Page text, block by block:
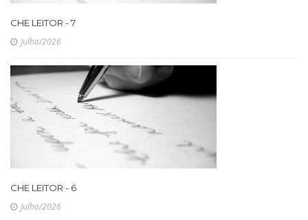
CHE LEITOR - 7
Julho/2026
CHE LEITOR - 6
Julho/2026